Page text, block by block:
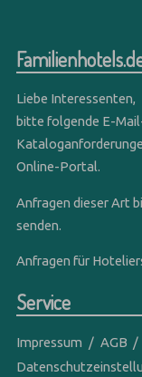
Liebe Interessenten,
bitte folgende E-
Online-Portal.
Anfragen dieser Art
senden.
Anfragen für
Service
Impressum AGB